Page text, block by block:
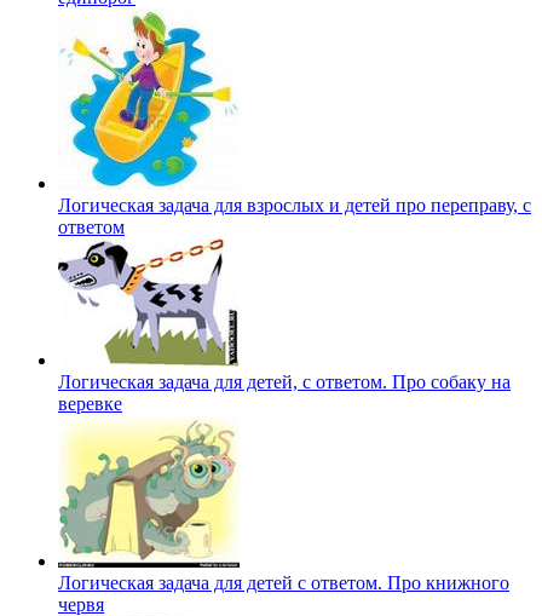
Логическая задача для взрослых и детей про переправу, с
ответом
Логическая задача для детей, с ответом. Про собаку на
веревке
Логическая задача для детей с ответом. Про книжного
червя